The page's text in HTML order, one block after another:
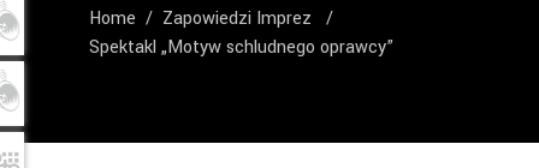
Home / Zapowiedzi Imprez
/
Spektakl „Motyw schludnego oprawcy”